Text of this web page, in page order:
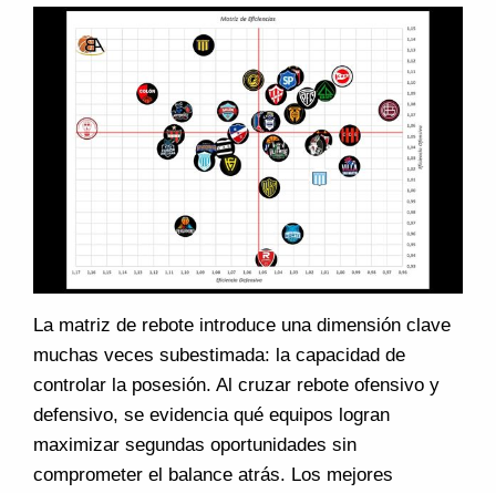
La matriz de rebote introduce una dimensión clave
muchas veces subestimada: la capacidad de
controlar la posesión. Al cruzar rebote ofensivo y
defensivo, se evidencia qué equipos logran
maximizar segundas oportunidades sin
comprometer el balance atrás. Los mejores